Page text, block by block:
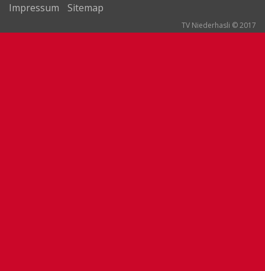
Impressum Sitemap
TV Niederhasli © 2017